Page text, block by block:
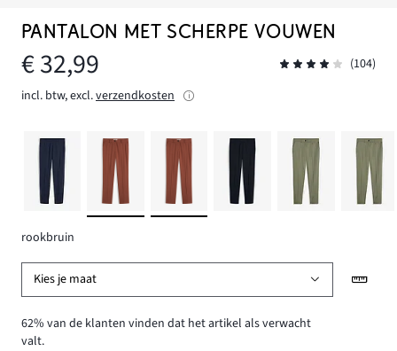
PANTALON MET SCHERPE VOUWEN
€ 32,99
(104)
incl. btw, excl.verzendkosten
rookbruin
Kies je maat
62% van de klanten vinden dat het artikel als verwacht
valt.